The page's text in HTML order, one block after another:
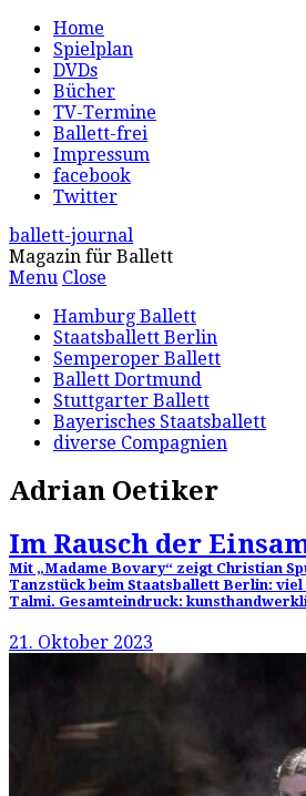
Home
Spielplan
DVDs
Bücher
TV-Termine
Ballett-frei
Impressum
facebook
Twitter
ballett-journal
Magazin für Ballett
Menu Close
Hamburg Ballett
Staatsballett Berlin
Semperoper Ballett
Ballett Dortmund
Stuttgarter Ballett
Bayerisches Staatsballett
diverse Compagnien
Adrian Oetiker
Im Rausch der
Mit „Madame Bovary“ zeigt Christian
Tanzstück beim Staatsballett Berlin: viel
Talmi. Gesamteindruck:
21. Oktober 2023